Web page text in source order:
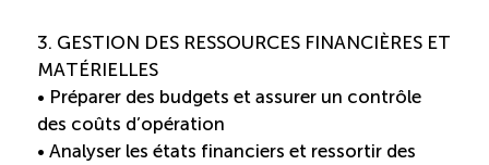
Bassins de main-d’oeuvre diversifiés
3. GESTION DES RESSOURCES FINANCIÈRES ET
MATÉRIELLES
• Préparer des budgets et assurer un contrôle
des coûts d’opération
• Analyser les états financiers et ressortir des